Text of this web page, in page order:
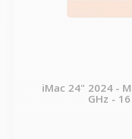
iMac 24" 2024 -
GHz -